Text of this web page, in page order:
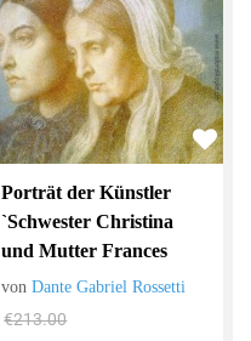
Porträt der Künstler
`Schwester Christina
und Mutter Frances
vonDante Gabriel Rossetti
€213.00